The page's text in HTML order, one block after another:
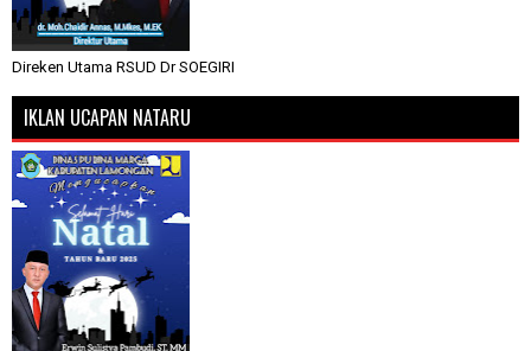
Direken Utama RSUD Dr SOEGIRI
IKLAN UCAPAN NATARU